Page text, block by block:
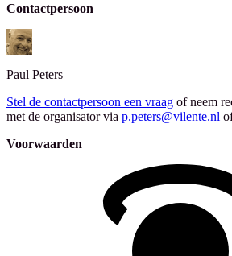
Contactpersoon
Paul Peters
Stel de contactpersoon een vraag of neem
met de organisator via p.peters@vilente.nl
Voorwaarden